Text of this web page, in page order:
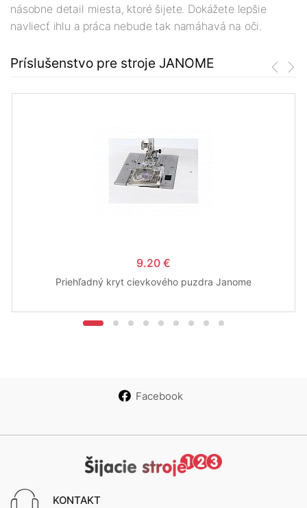
násobne detail miesta, ktoré šijete. Dokážete lepšie
navliecť ihlu a práca nebude tak namáhavá na oči.
Príslušenstvo pre stroje JANOME
9.20 €
Priehľadný kryt cievkového puzdra Janome
Facebook
KONTAKT